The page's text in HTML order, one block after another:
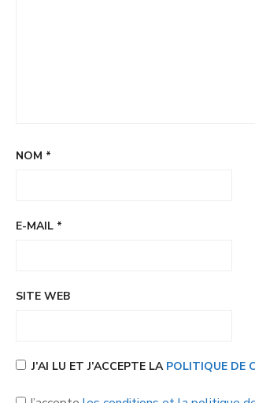
NOM *
E-MAIL *
SITE WEB
J’AI LU ET J’ACCEPTE LA POLITIQUE DE